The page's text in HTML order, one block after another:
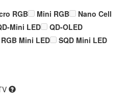
RGB Mini RGB
Nano Cell
Mini LED
QD-OLED
RGB Mini LED
SQD Mini LED